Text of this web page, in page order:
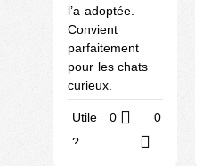
l’a adoptée.
Convient
parfaitement
pour les chats
curieux.
Utile
?
0 0